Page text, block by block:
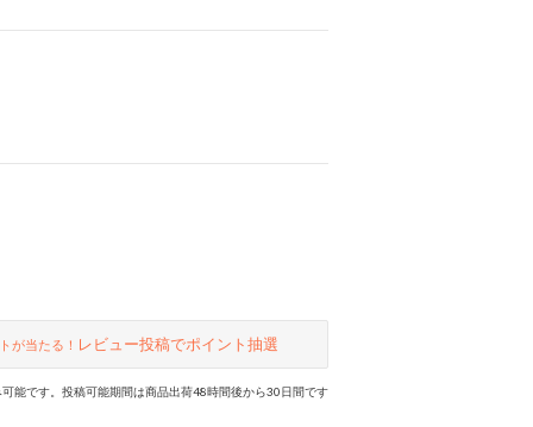
が当たる！ レビュー投稿でポイント抽選
能です。投稿可能期間は商品出荷48時間後から30日間です